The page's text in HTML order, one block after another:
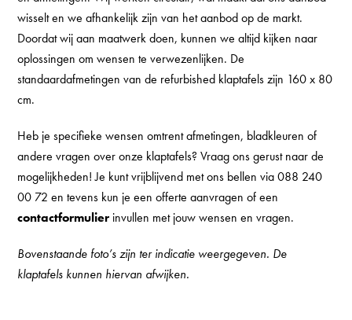
wisselt en we afhankelijk zijn van het aanbod op de markt.
Doordat wij aan maatwerk doen, kunnen we altijd kijken naar
oplossingen om wensen te verwezenlijken. De
standaardafmetingen van de refurbished klaptafels zijn 160 x 80
cm.
Heb je specifieke wensen omtrent afmetingen, bladkleuren of
andere vragen over onze klaptafels? Vraag ons gerust naar de
mogelijkheden! Je kunt vrijblijvend met ons bellen via 088 240
00 72 en tevens kun je een offerte aanvragen of een
contactformulier invullen met jouw wensen en vragen.
Bovenstaande foto’s zijn ter indicatie weergegeven. De
klaptafels kunnen hiervan afwijken.